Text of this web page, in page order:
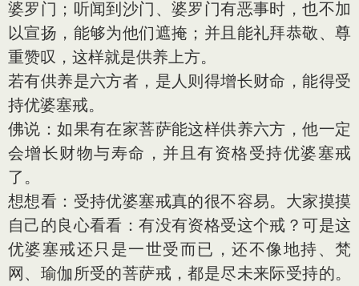
婆罗门；听闻到沙门、婆罗门有恶事时，也不加
以宣扬，能够为他们遮掩；并且能礼拜恭敬、尊
重赞叹，这样就是供养上方。
若有供养是六方者，是人则得增长财命，能得受
持优婆塞戒。
佛说：如果有在家菩萨能这样供养六方，他一定
会增长财物与寿命，并且有资格受持优婆塞戒
了。
想想看：受持优婆塞戒真的很不容易。大家摸摸
自己的良心看看：有没有资格受这个戒？可是这
优婆塞戒还只是一世受而已，还不像地持、梵
网、瑜伽所受的菩萨戒，都是尽未来际受持的。